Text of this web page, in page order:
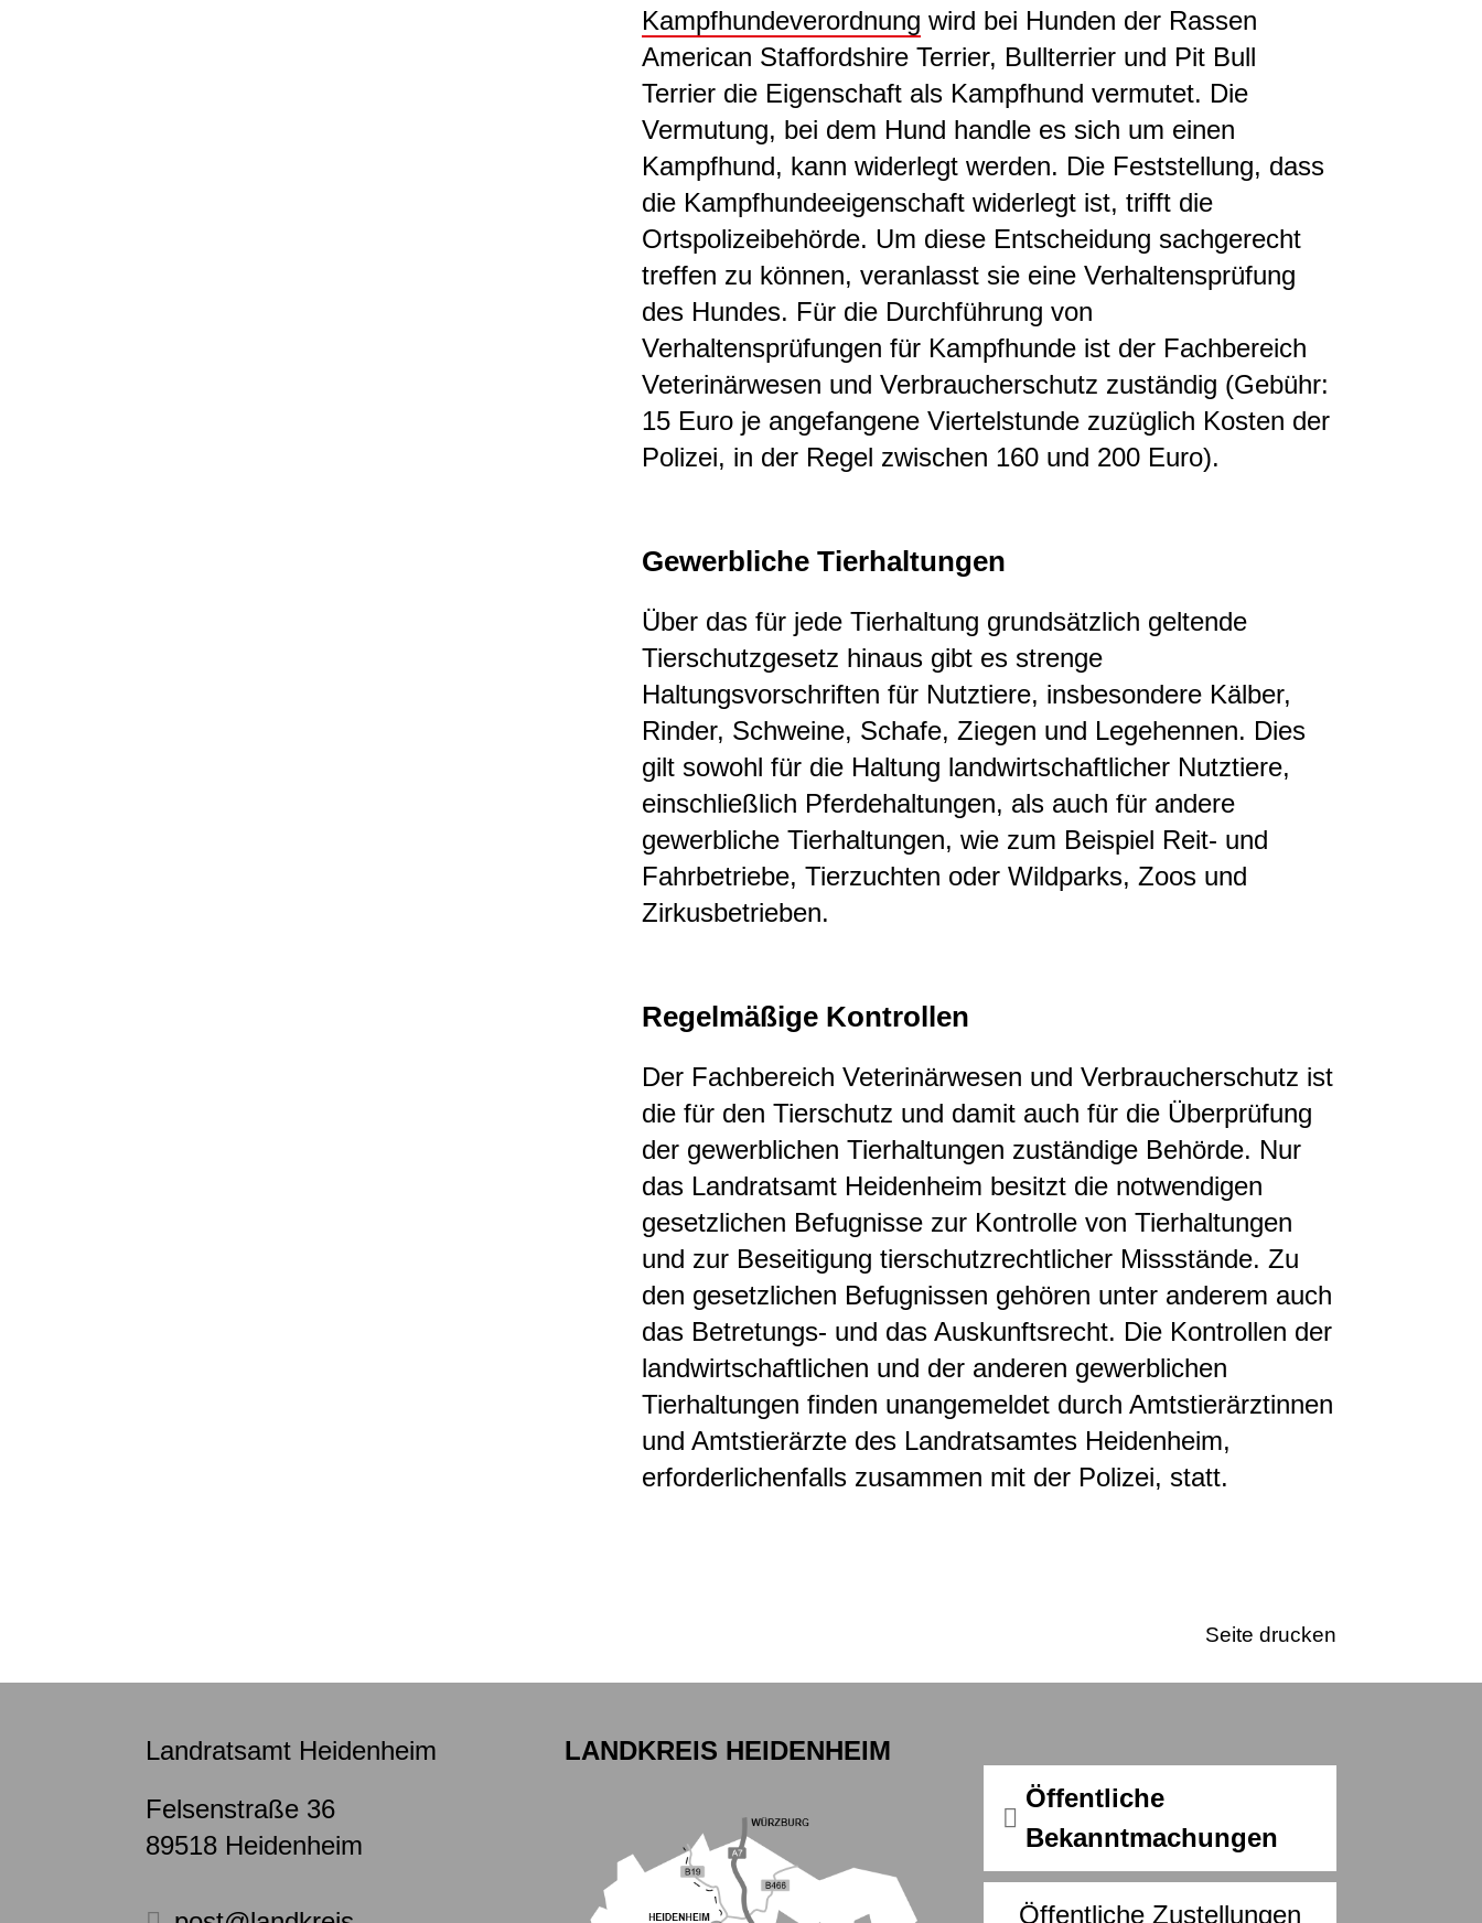
Kampfhundeverordnung wird bei Hunden der Rassen
American Staffordshire Terrier, Bullterrier und Pit Bull
Terrier die Eigenschaft als Kampfhund vermutet. Die
Vermutung, bei dem Hund handle es sich um einen
Kampfhund, kann widerlegt werden. Die Feststellung, dass
die Kampfhundeeigenschaft widerlegt ist, trifft die
Ortspolizeibehörde. Um diese Entscheidung sachgerecht
treffen zu können, veranlasst sie eine Verhaltensprüfung
des Hundes. Für die Durchführung von
Verhaltensprüfungen für Kampfhunde ist der Fachbereich
Veterinärwesen und Verbraucherschutz zuständig (Gebühr:
15 Euro je angefangene Viertelstunde zuzüglich Kosten der
Polizei, in der Regel zwischen 160 und 200 Euro).
Gewerbliche Tierhaltungen
Über das für jede Tierhaltung grundsätzlich geltende
Tierschutzgesetz hinaus gibt es strenge
Haltungsvorschriften für Nutztiere, insbesondere Kälber,
Rinder, Schweine, Schafe, Ziegen und Legehennen. Dies
gilt sowohl für die Haltung landwirtschaftlicher Nutztiere,
einschließlich Pferdehaltungen, als auch für andere
gewerbliche Tierhaltungen, wie zum Beispiel Reit- und
Fahrbetriebe, Tierzuchten oder Wildparks, Zoos und
Zirkusbetrieben.
Regelmäßige Kontrollen
Der Fachbereich Veterinärwesen und Verbraucherschutz ist
die für den Tierschutz und damit auch für die Überprüfung
der gewerblichen Tierhaltungen zuständige Behörde. Nur
das Landratsamt Heidenheim besitzt die notwendigen
gesetzlichen Befugnisse zur Kontrolle von Tierhaltungen
und zur Beseitigung tierschutzrechtlicher Missstände. Zu
den gesetzlichen Befugnissen gehören unter anderem auch
das Betretungs- und das Auskunftsrecht. Die Kontrollen der
landwirtschaftlichen und der anderen gewerblichen
Tierhaltungen finden unangemeldet durch Amtstierärztinnen
und Amtstierärzte des Landratsamtes Heidenheim,
erforderlichenfalls zusammen mit der Polizei, statt.
Seite drucken
Landratsamt Heidenheim
Felsenstraße 36
89518 Heidenheim
LANDKREIS HEIDENHEIM
Öffentliche
Bekanntmachungen
Öffentliche Zustellungen